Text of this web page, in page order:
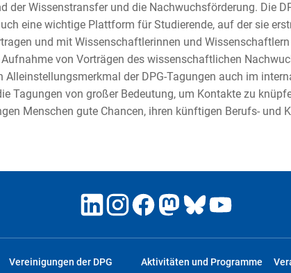
der Wissenstransfer und die Nachwuchsförderung. Die
eine wichtige Plattform für Studierende, auf der sie
und mit Wissenschaftlerinnen und
von Vorträgen des wissenschaftlichen
der DPG-Tagungen auch im
Tagungen von großer Bedeutung, um Kontakte zu
Menschen gute Chancen, ihren künftigen Berufs- und
Vereinigungen der DPG Aktivitäten und Programme